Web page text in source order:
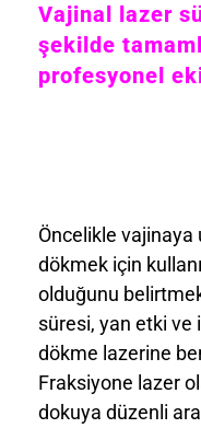
Vajinal lazer
şekilde
profesyonel
Öncelikle
dökmek için
olduğunu
süresi, yan etki
dökme lazerine
Fraksiyone lazer
dokuya düzenli